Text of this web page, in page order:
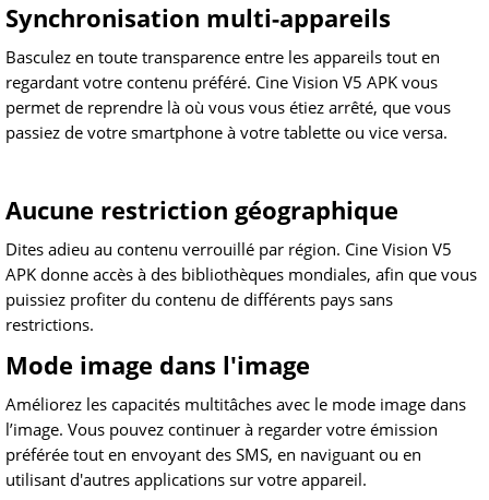
Synchronisation multi-appareils
Basculez en toute transparence entre les appareils tout en
regardant votre contenu préféré. Cine Vision V5 APK vous
permet de reprendre là où vous vous étiez arrêté, que vous
passiez de votre smartphone à votre tablette ou vice versa.
Aucune restriction géographique
Dites adieu au contenu verrouillé par région. Cine Vision V5
APK donne accès à des bibliothèques mondiales, afin que vous
puissiez profiter du contenu de différents pays sans
restrictions.
Mode image dans l'image
Améliorez les capacités multitâches avec le mode image dans
l’image. Vous pouvez continuer à regarder votre émission
préférée tout en envoyant des SMS, en naviguant ou en
utilisant d'autres applications sur votre appareil.